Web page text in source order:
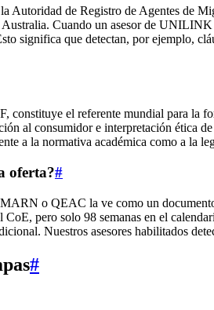
de Registro de Agentes de
Cuando un asesor de
significa que detectan, por ejemplo,
el referente mundial para la
al consumidor e interpretación
a la normativa académica como a la
oferta?#
o QEAC la ve como un
pero solo 98 semanas en el
Nuestros asesores habilitados
#